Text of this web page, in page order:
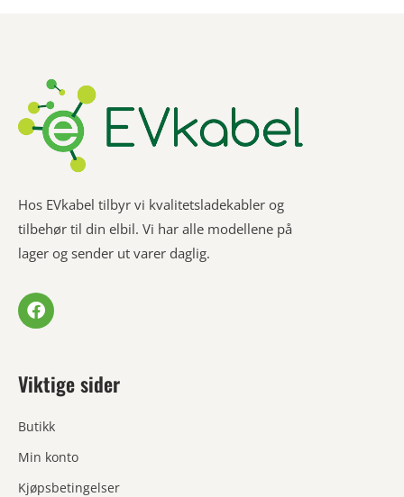
Hos EVkabel tilbyr vi kvalitetsladekabler og
tilbehør til din elbil. Vi har alle modellene på
lager og sender ut varer daglig.
Viktige sider
Butikk
Min konto
Kjøpsbetingelser